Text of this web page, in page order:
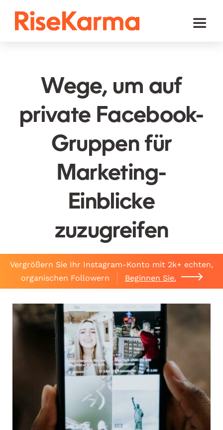
Toggle
TikTok
Youtube
Twitter (𝕏)
Warenkorb
Wege, um auf
private Facebook-
Gruppen für
Marketing-
Einblicke
zuzugreifen
Vergrößern Sie Ihr Instagram-Konto mit 2k+ echten,
organischen Followern
Beginnen Sie.